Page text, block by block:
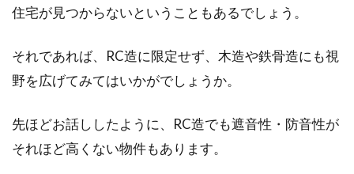
住宅が見つからないということもあるでしょう。
それであれば、RC造に限定せず、木造や鉄骨造にも視
野を広げてみてはいかがでしょうか。
先ほどお話ししたように、RC造でも遮音性・防音性が
それほど高くない物件もあります。